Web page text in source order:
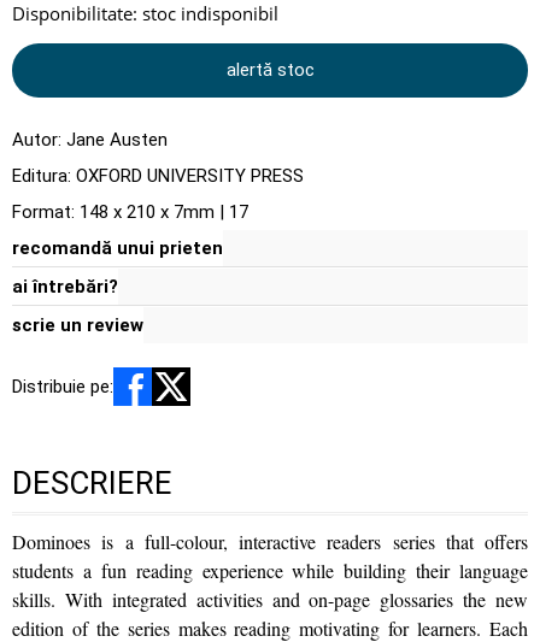
Disponibilitate: stoc indisponibil
alertă stoc
Autor: Jane Austen
Editura: OXFORD UNIVERSITY PRESS
Format: 148 x 210 x 7mm | 17
recomandă unui prieten
ai întrebări?
scrie un review
Distribuie pe:
DESCRIERE
Dominoes is a full-colour, interactive readers series that offers
students a fun reading experience while building their language
skills. With integrated activities and on-page glossaries the new
edition of the series makes reading motivating for learners. Each